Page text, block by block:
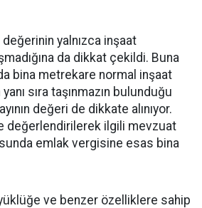
yalnızca inşaat
da dikkat çekildi. Buna
bina metrekare normal inşaat
sıra taşınmazın bulunduğu
değeri de dikkate alınıyor.
değerlendirilerek ilgili mevzuat
emlak vergisine esas bina
ve benzer özelliklere sahip